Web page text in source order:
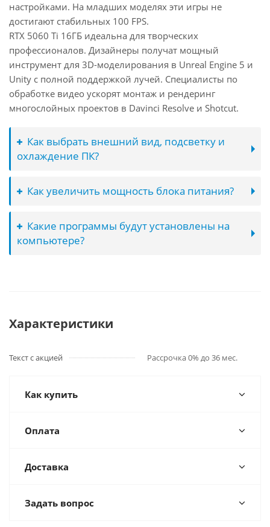
настройками. На младших моделях эти игры не
достигают стабильных 100 FPS.
RTX 5060 Ti 16ГБ идеальна для творческих
профессионалов. Дизайнеры получат мощный
инструмент для 3D-моделирования в Unreal Engine 5 и
Unity с полной поддержкой лучей. Специалисты по
обработке видео ускорят монтаж и рендеринг
многослойных проектов в Davinci Resolve и Shotcut.
Как выбрать внешний вид, подсветку и
охлаждение ПК?
Как увеличить мощность блока питания?
Какие программы будут установлены на
компьютере?
Характеристики
Текст с акцией Рассрочка 0% до 36 мес.
Как купить
Оплата
Доставка
Задать вопрос